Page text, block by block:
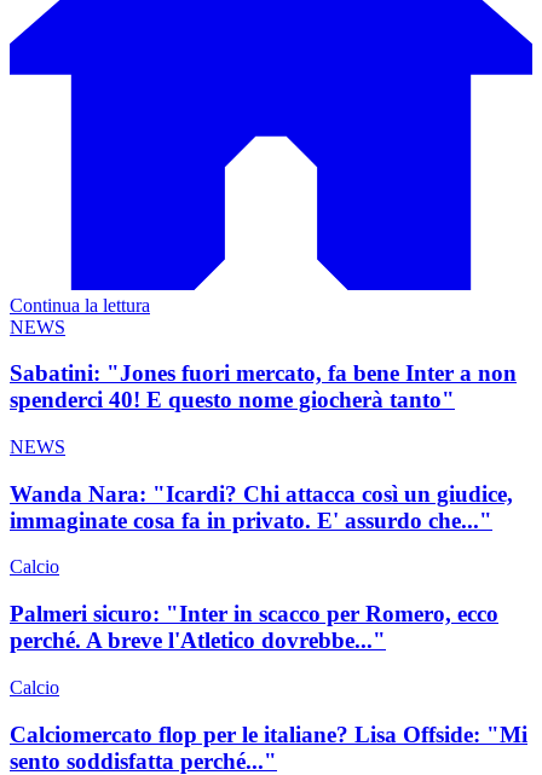
Continua la lettura
NEWS
Sabatini: "Jones fuori mercato, fa bene Inter a non
spenderci 40! E questo nome giocherà tanto"
NEWS
Wanda Nara: "Icardi? Chi attacca così un giudice,
immaginate cosa fa in privato. E' assurdo che..."
Calcio
Palmeri sicuro: "Inter in scacco per Romero, ecco
perché. A breve l'Atletico dovrebbe..."
Calcio
Calciomercato flop per le italiane? Lisa Offside: "Mi
sento soddisfatta perché..."